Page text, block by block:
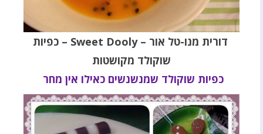
דורית מנו-טל אור – Sweet Dooly – כפיות
שוקולד מקושטות
כפיות שוקולד שמנשנשים כאילו אין מחר